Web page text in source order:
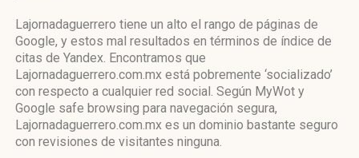
Lajornadaguerrero tiene un alto el rango de páginas de
Google, y estos mal resultados en términos de índice de
citas de Yandex. Encontramos que
Lajornadaguerrero.com.mx está pobremente ‘socializado’
con respecto a cualquier red social. Según MyWot y
Google safe browsing para navegación segura,
Lajornadaguerrero.com.mx es un dominio bastante seguro
con revisiones de visitantes ninguna.